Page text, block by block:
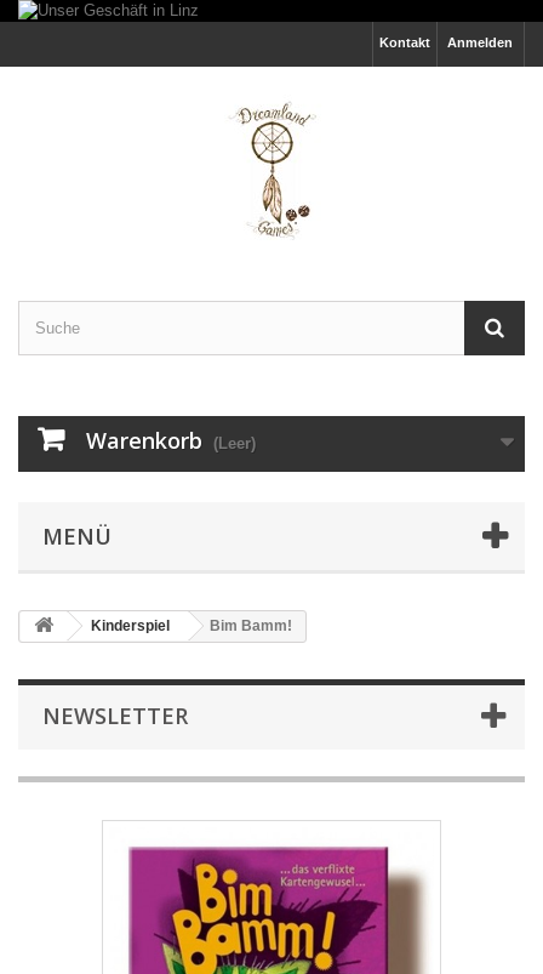
Anmelden
Kontakt
Warenkorb (Leer)
MENÜ
Kinderspiel Bim Bamm!
NEWSLETTER